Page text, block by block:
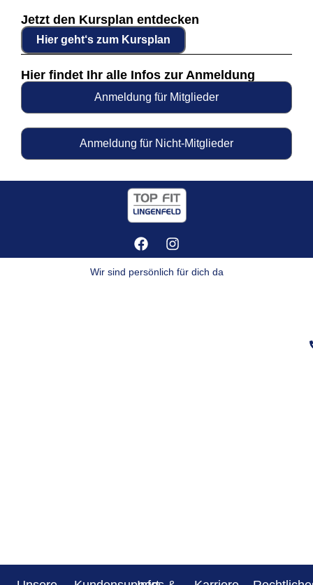
Jetzt den Kursplan entdecken
Hier geht‘s zum Kursplan
Hier findet Ihr alle Infos zur Anmeldung
Anmeldung für Mitglieder
Anmeldung für Nicht-Mitglieder
Wir sind persönlich für dich da